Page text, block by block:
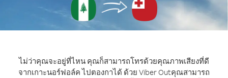
ไม่ว่าคุณจะอยู่ที่ไหน คุณก็สามารถโทรด้วยคุณภาพเสียงที่ดี
จากเกาะนอร์ฟอล์ค ไปตองกาได้ ด้วย Viber Outคุณสามารถ